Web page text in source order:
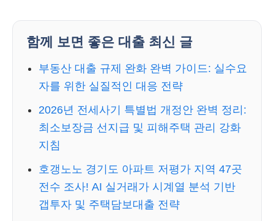
함께 보면 좋은 대출 최신 글
부동산 대출 규제 완화 완벽 가이드: 실수요
자를 위한 실질적인 대응 전략
2026년 전세사기 특별법 개정안 완벽 정리:
최소보장금 선지급 및 피해주택 관리 강화
지침
호갱노노 경기도 아파트 저평가 지역 47곳
전수 조사! AI 실거래가 시계열 분석 기반
갭투자 및 주택담보대출 전략